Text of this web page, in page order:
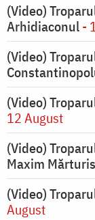
(Video)
Arhidiaconul-
(Video)
(Video)
12 August
(Video)
Maxim
(Video)
August